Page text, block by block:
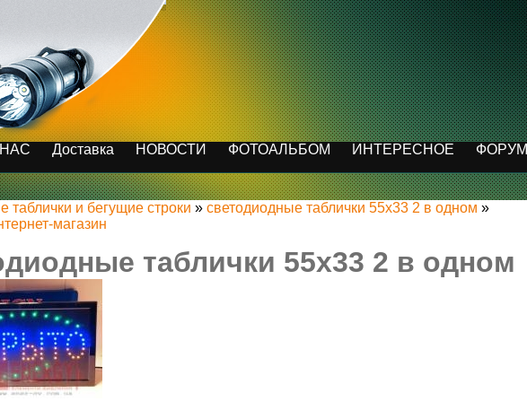
Доставка НОВОСТИ ФОТОАЛЬБОМ ИНТЕРЕСНОЕ ФОРУМ
таблички и бегущие строки » светодиодные таблички 55х33 2 в одном »
магазин
таблички 55х33 2 в одном